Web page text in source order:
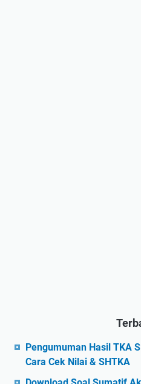
Pengumuman Hasil TKA
Cara Cek Nilai & SHTKA